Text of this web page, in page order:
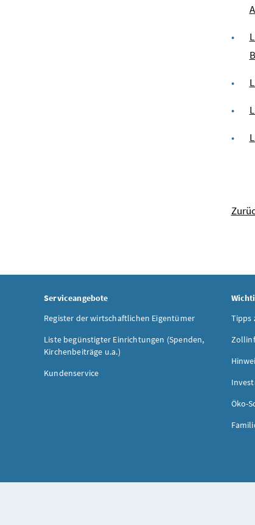
Serviceangebote
Register der wirtschaftlichen Eigentümer
Liste begünstigter Einrichtungen (Spenden,
Kirchenbeiträge u.a.)
Kundenservice
Tipps
Öko-